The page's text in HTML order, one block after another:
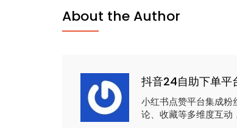
About the Author
抖音24自助下单平
小红书点赞平台集成
论、收藏等多维度互动